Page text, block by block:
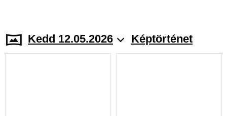
Kedd 12.05.2026 Képtörténet